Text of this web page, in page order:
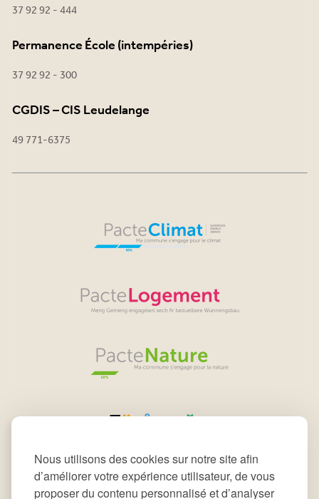
Nous utilisons des cookies sur notre site afin
d’améliorer votre expérience utilisateur, de vous
proposer du contenu personnalisé et d’analyser
37 92 92 - 444
Permanence École (intempéries)
37 92 92 - 300
CGDIS – CIS Leudelange
49 771-6375